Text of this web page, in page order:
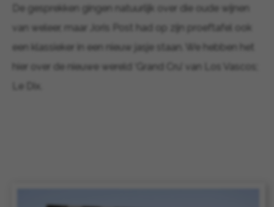
De gesprekken gingen natuurlijk over die oude wijnen
van weleer, maar Joris Post had op zijn proeftafel ook
een klassieker in een nieuw jasje staan. We hebben het
hier over de nieuwe wereld ‘Grand Cru’ van Los Vascos;
Le Dix.